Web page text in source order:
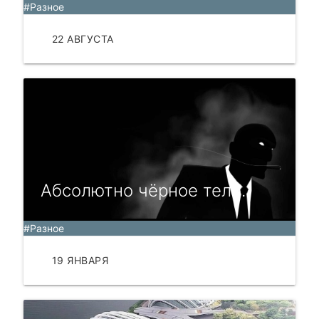
#Разное
22 АВГУСТА
Абсолютно чёрное тело.
#Разное
19 ЯНВАРЯ